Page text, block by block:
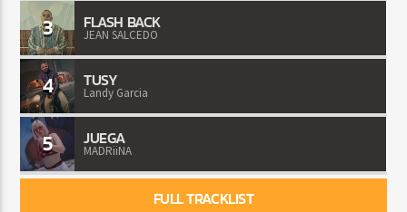
3 FLASH BACK
JEAN SALCEDO
4 TUSY
Landy Garcia
5 JUEGA
MADRiiNA
FULL TRACKLIST